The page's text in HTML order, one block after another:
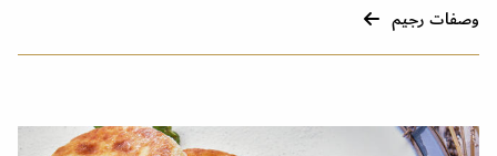
وصفات رجيم